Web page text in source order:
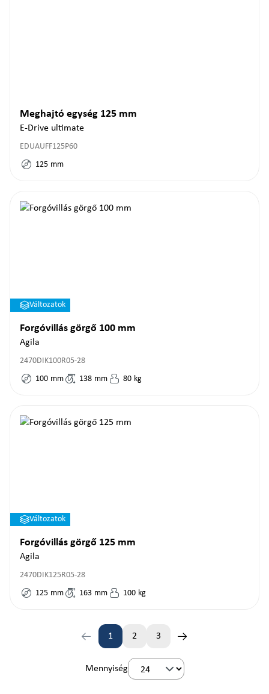
Meghajtó egység 125 mm
E-Drive ultimate
EDUAUFF125P60
125 mm
Változatok
Forgóvillás görgő 100 mm
Agila
2470DIK100R05-28
100 mm 138 mm 80 kg
Változatok
Forgóvillás görgő 125 mm
Agila
2470DIK125R05-28
125 mm 163 mm 100 kg
Oldal
1 2 3
Mennyiség